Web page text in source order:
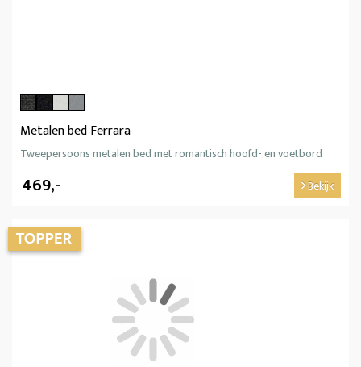
Metalen bed Ferrara
Tweepersoons metalen bed met romantisch hoofd- en voetbord
469,- Bekijk